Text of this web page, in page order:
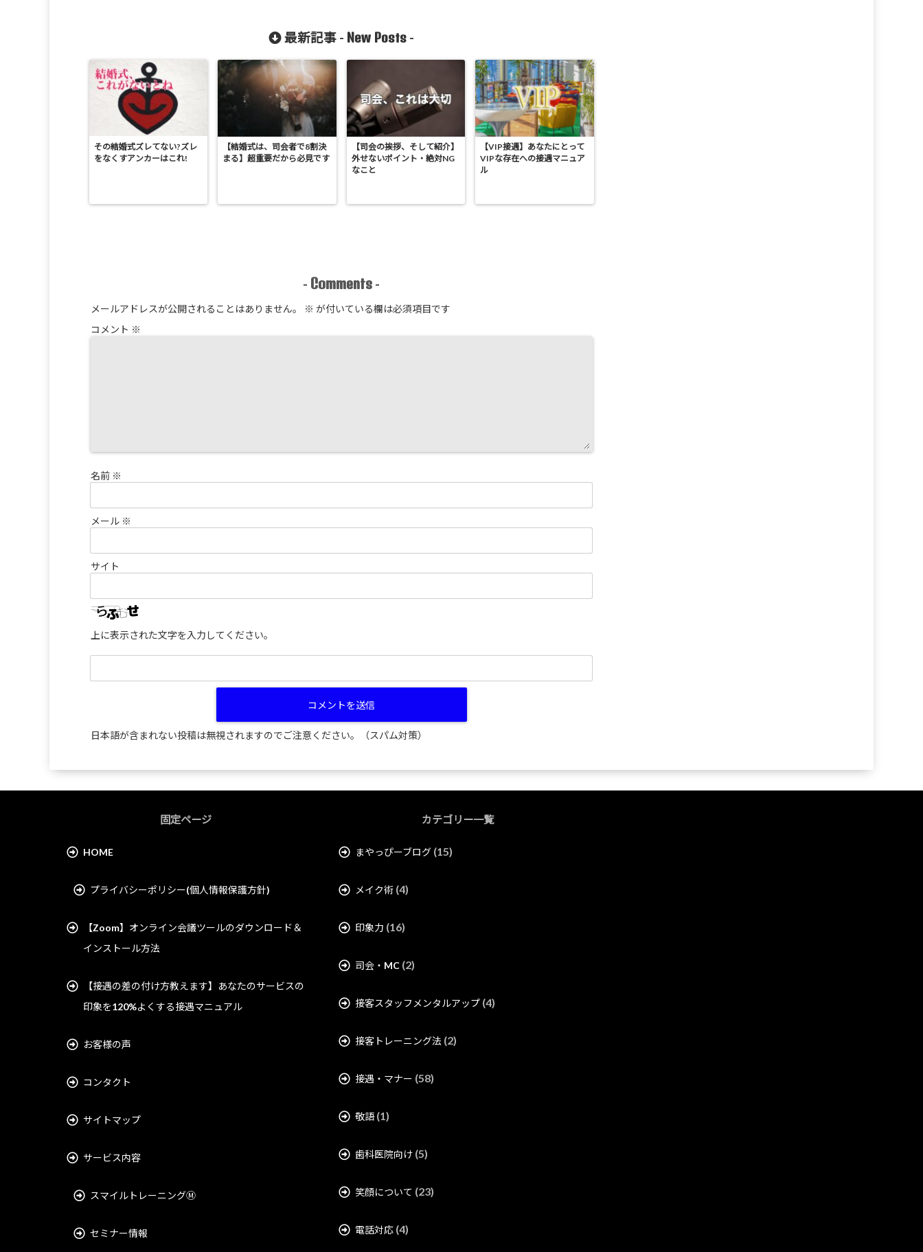
最新記事 - New Posts -
その結婚式ズレてない?ズレ
をなくすアンカーはこれ!
【結婚式は、司会者で8割決
まる】超重要だから必見です
【司会の挨拶、そして紹介】
外せないポイント・絶対NG
なこと
【VIP接遇】あなたにとって
VIPな存在への接遇マニュア
ル
- Comments -
メールアドレスが公開されることはありません。 ※ が付いている欄は必須項目です
コメント ※
名前 ※
メール ※
サイト
上に表示された文字を入力してください。
日本語が含まれない投稿は無視されますのでご注意ください。（スパム対策）
固定ページ
HOME
プライバシーポリシー(個人情報保護方針)
【Zoom】オンライン会議ツールのダウンロード＆
インストール方法
【接遇の差の付け方教えます】あなたのサービスの
印象を120%よくする接遇マニュアル
お客様の声
コンタクト
サイトマップ
サービス内容
スマイルトレーニングⓂ︎
セミナー情報
カテゴリー一覧
まやっぴーブログ (15)
メイク術 (4)
印象力 (16)
司会・MC (2)
接客スタッフメンタルアップ (4)
接客トレーニング法 (2)
接遇・マナー (58)
敬語(1)
歯科医院向け (5)
笑顔について (23)
電話対応 (4)